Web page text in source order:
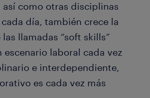
como otras disciplinas
cada día, también crece la
llamadas “soft skills”
laboral cada vez
e interdependiente,
es cada vez más